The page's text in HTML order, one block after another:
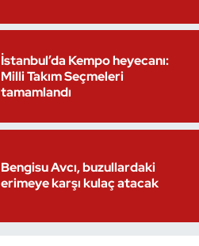
İstanbul’da Kempo heyecanı:
Milli Takım Seçmeleri
tamamlandı
Bengisu Avcı, buzullardaki
erimeye karşı kulaç atacak